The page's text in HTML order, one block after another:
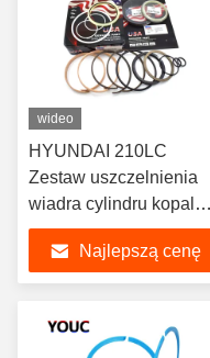
wideo
HYUNDAI 210LC
Zestaw uszczelnienia
wiadra cylindru kopalni
Hydraulic cylinder Oil
Seal Reparation Parts
Najlepszą cenę